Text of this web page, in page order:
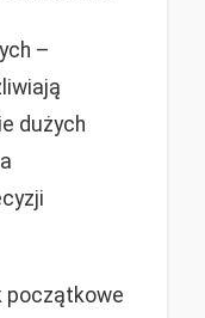
–
dużych
początkowe